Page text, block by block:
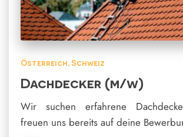
Österreich Schweiz
Dachdecker (m/w)
Wir suchen erfahrene
freuen uns bereits auf deine